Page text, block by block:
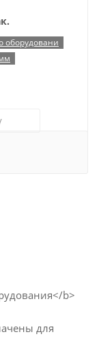
оборудовани
b>
для